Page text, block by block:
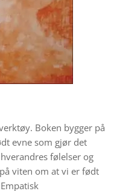
Boken bygger på
evne som gjør det
følelser og
viten om at vi er født